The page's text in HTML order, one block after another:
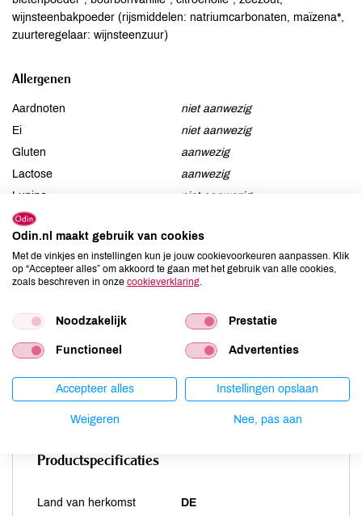
wijnsteenbakpoeder (rijsmiddelen: natriumcarbonaten, maïzena*,
zuurteregelaar: wijnsteenzuur)
Allergenen
Aardnoten
niet aanwezig
Ei
niet aanwezig
Gluten
aanwezig
Lactose
aanwezig
Lupine
niet aanwezig
Mosterd
Noten
kan bevatten
Schaaldieren
niet aanwezig
Selderij
niet aanwezig
Soja
niet aanwezig
Vis
niet aanwezig
Zwaveldioxide / sulfieten
niet aanwezig
Productspecificaties
Land van herkomst DE
Odin.nl maakt gebruik van cookies
Met de vinkjes en instellingen kun je jouw cookievoorkeuren aanpassen. Klik
op “Accepteer alles” om akkoord te gaan met het gebruik van alle cookies,
zoals beschreven in onze cookieverklaring
Noodzakelijk Prestatie
Functioneel Advertenties
Accepteer alles Instellingen opslaan
Weigeren Nee, pas aan